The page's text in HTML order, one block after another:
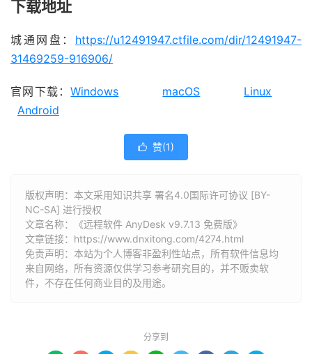
下载地址
城通网盘： https://u12491947.ctfile.com/dir/12491947-
31469259-916906/
官网下载：Windows macOS
Linux
Android
 赞(1)
版权声明：本文采用知识共享 署名4.0国际许可协议 [BY-
NC-SA] 进行授权
文章名称：《远程软件 AnyDesk v9.7.13 免费版》
文章链接： https://www.dnxitong.com/4274.html
免责声明：本站为个人博客非盈利性站点，所有软件信息均
来自网络，所有资源仅供学习参考研究目的，并不贩卖软
件，不存在任何商业目的及用途。
分享到